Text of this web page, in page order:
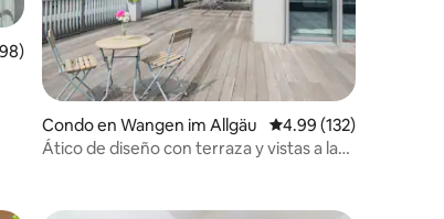
promedio: 4.98 de 5, 198 reseñas
Condo en Wangen im Allgäu Calificación promedio:
4.99 (132)
Ático de diseño con terraza y vistas a la